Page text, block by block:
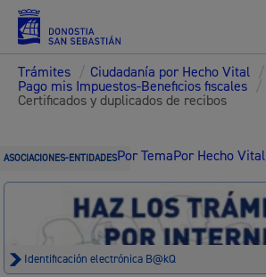
Trámites / Ciudadanía por Hecho Vital /
Pago mis Impuestos-Beneficios fiscales /
Certificados y duplicados de recibos
ASOCIACIONES-ENTIDADESPor TemaPor Hecho Vital
Identificación electrónica B@kQ